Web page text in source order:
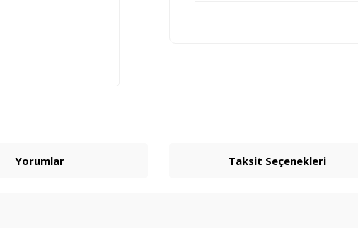
Yorumlar Taksit Seçenekleri